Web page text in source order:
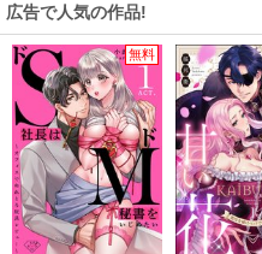
広告で人気の作品!
無料